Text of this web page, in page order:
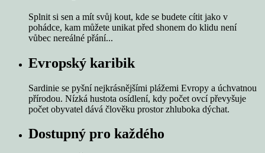
Splnit si sen a mít svůj kout, kde se budete cítit jako v
pohádce, kam můžete unikat před shonem do klidu není
vůbec nereálné přání...
Evropský karibik
Sardinie se pyšní nejkrásnějšími plážemi Evropy a úchvatnou
přírodou. Nízká hustota osídlení, kdy počet ovcí převyšuje
počet obyvatel dává člověku prostor zhluboka dýchat.
Dostupný pro každého